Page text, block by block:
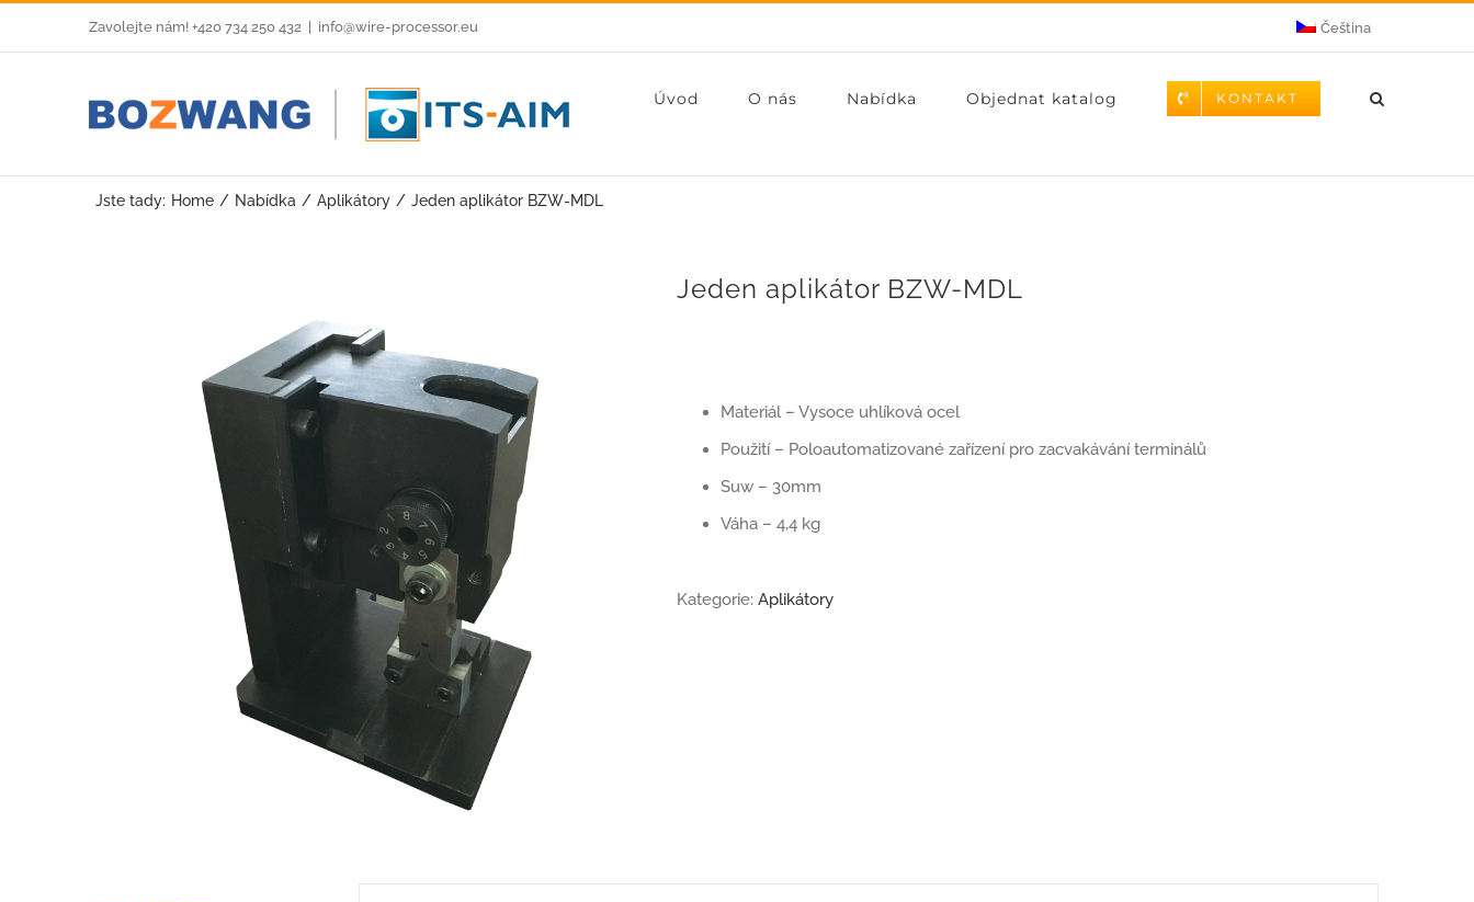
to
Zavolejte nám! +420 734 250 432 info@wire-processor.eu Čeština
Úvod O nás Nabídka Objednat katalog KONTAKT
Jste tady: Home Nabídka Aplikátory Jeden aplikátor BZW-MDL
Jeden aplikátor BZW-MDL
Materiál – Vysoce uhlíková ocel
Použití – Poloautomatizované zařízení pro zacvakávání terminálů
Suw – 30mm
Váha – 4,4 kg
Kategorie: Aplikátory